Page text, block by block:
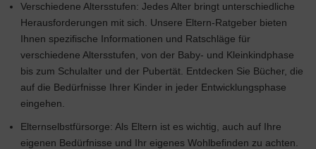
Verschiedene Altersstufen: Jedes Alter bringt unterschiedliche
Herausforderungen mit sich. Unsere Eltern-Ratgeber bieten
Ihnen spezifische Informationen und Ratschläge für
verschiedene Altersstufen, von der Baby- und Kleinkindphase
bis zum Schulalter und der Pubertät. Entdecken Sie Bücher, die
auf die Bedürfnisse Ihrer Kinder in jeder Entwicklungsphase
eingehen.
Elternselbstfürsorge: Als Eltern ist es wichtig, auch auf Ihre
eigenen Bedürfnisse und Ihr eigenes Wohlbefinden zu achten.